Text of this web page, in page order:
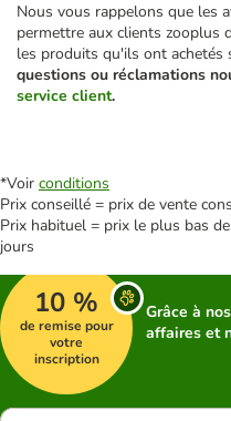
Nous vous rappelons que les
permettre aux clients zooplus
les produits qu'ils ont achetés
questions ou réclamations
service client.
*Voir conditions
Prix conseillé = prix de vente
Prix habituel = prix le plus bas
jours
10 %
de remise pour
votre
inscription
Grâce à
affaires et